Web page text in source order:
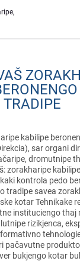
kabilipe
sar organi
dromutnipe
zorakharipe
kontrola pedo
tradipe savea
kotar Tehnikake
instituciengo thaj
rizikjenca,
pačavutne
bukjengo kotar